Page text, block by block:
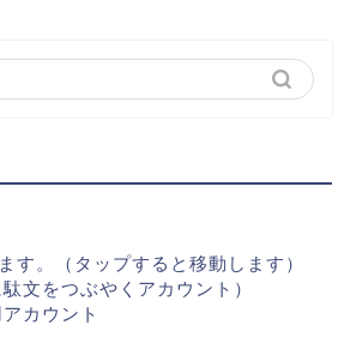
す。（タップすると移動します）
文をつぶやくアカウント）
カウント